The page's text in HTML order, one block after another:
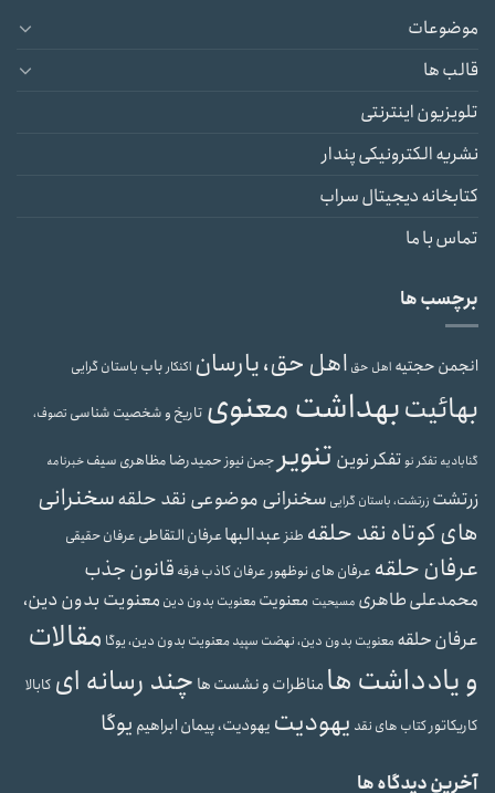
موضوعات
قالب ها
تلویزیون اینترنتی
نشریه الکترونیکی پندار
کتابخانه دیجیتال سراب
تماس با ما
برچسب ها
انجمن حجتیه اهل حق اهل حق، یارسان اکنکارباب باستان گرایی
بهائیتبهداشت معنوی تاریخ و شخصیت شناسی تصوف،
گنابادیه تفکر نوتفکر نوین تنویر جمن نیوزحمیدرضا مظاهری سیفخبرنامه
زرتشت زرتشت، باستان گرایی سخنرانی موضوعی نقد حلقهسخنرانی
های کوتاه نقد حلقه طنزعبدالبهاعرفان التقاطی عرفان حقیقی
عرفان حلقه عرفان های نوظهورعرفان کاذبفرقه قانون جذب
محمدعلی طاهری مسیحیت معنویت معنویت بدون دین معنویت بدون دین،
عرفان حلقه معنویت بدون دین، نهضت سپیدمعنویت بدون دین، یوگا مقالات
و یادداشت هامناظرات و نشست ها چند رسانه ای کابالا
کاریکاتورکتاب های نقد یهودیت یهودیت، پیمان ابراهیم یوگا
آخرین دیدگاه ها